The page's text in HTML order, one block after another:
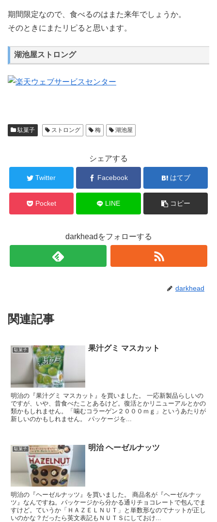
期間限定なので、食べるのはまた来年でしょうか。
そのときにまたリピると思います。
湖池屋ストロング
駄菓子 ストロング 梅 湖池屋
シェアする
Twitter Facebook はてブ
Pocket LINE コピー
darkheadをフォローする
darkhead
関連記事
駄菓子 果汁グミ マスカット
明治の『果汁グミ マスカット』を買いました。 一応新製品らしいの
ですが、いや、昔食べたことあるけど。復活とかリニューアルとかの
類かもしれません。「噛むコラーゲン２０００ｍｇ」というあたりが
新しいのかもしれません。 パッケージを...
駄菓子 明治 ヘーゼルナッツ
明治の『ヘーゼルナッツ』を買いました。 商品名が『ヘーゼルナッ
ツ』なんですね。パッケージから分かる通りチョコレートで包んでま
すけど。ていうか「ＨＡＺＥＬＮＵＴ」と単数形なのでナットが正し
いのかな？だったら英文表記もＮＵＴＳにしておけ...